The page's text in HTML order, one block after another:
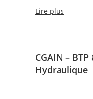
Lire plus
CGAIN – BTP
Hydraulique